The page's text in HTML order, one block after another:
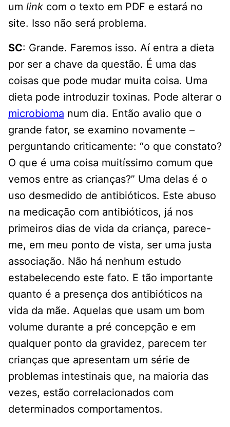
um link com o texto em PDF e estará no
site. Isso não será problema.
SC: Grande. Faremos isso. Aí entra a dieta
por ser a chave da questão. É uma das
coisas que pode mudar muita coisa. Uma
dieta pode introduzir toxinas. Pode alterar o
microbioma num dia. Então avalio que o
grande fator, se examino novamente –
perguntando criticamente: “o que constato?
O que é uma coisa muitíssimo comum que
vemos entre as crianças?” Uma delas é o
uso desmedido de antibióticos. Este abuso
na medicação com antibióticos, já nos
primeiros dias de vida da criança, parece-
me, em meu ponto de vista, ser uma justa
associação. Não há nenhum estudo
estabelecendo este fato. E tão importante
quanto é a presença dos antibióticos na
vida da mãe. Aquelas que usam um bom
volume durante a pré concepção e em
qualquer ponto da gravidez, parecem ter
crianças que apresentam um série de
problemas intestinais que, na maioria das
vezes, estão correlacionados com
determinados comportamentos.